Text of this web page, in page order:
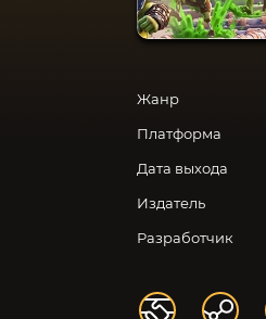
Жанр
Платформа
Дата выхода
Издатель
Разработчик